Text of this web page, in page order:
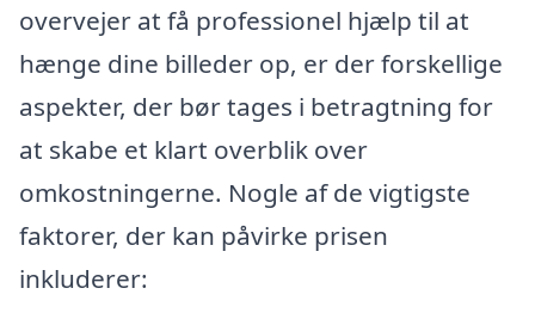
overvejer at få professionel hjælp til at
hænge dine billeder op, er der forskellige
aspekter, der bør tages i betragtning for
at skabe et klart overblik over
omkostningerne. Nogle af de vigtigste
faktorer, der kan påvirke prisen
inkluderer: